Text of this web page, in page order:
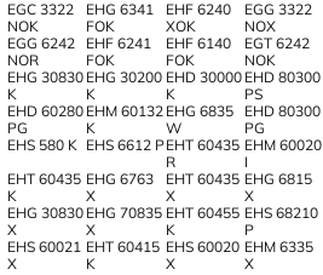
EGC 3322
NOK
EHG 6341
FOK
EHF 6240
XOK
EGG 3322
NOX
EGG 6242
NOR
EHF 6241
FOK
EHF 6140
FOK
EGT 6242
NOK
EHG 30830
K
EHG 30200
K
EHD 30000
K
EHD 80300
PS
EHD 60280
PG
EHM 60132
K
EHG 6835
W
EHD 80300
PG
EHS 580 K EHS 6612 PEHT 60435
R
EHM 60020
I
EHT 60435
K
EHG 6763
X
EHT 60435
X
EHG 6815
X
EHG 30830
X
EHG 70835
X
EHT 60455
K
EHS 68210
P
EHS 60021
X
EHT 60415
K
EHS 60020
X
EHM 6335
X